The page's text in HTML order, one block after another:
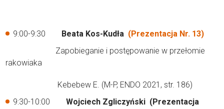
9:00-9:30 Beata Kos-Kudła (Prezentacja Nr. 13)
Zapobieganie i postępowanie w przełomie
rakowiaka
Kebebew E. (M-P, ENDO 2021, str. 186)
9:30-10:00Wojciech Zgliczyński (Prezentacja